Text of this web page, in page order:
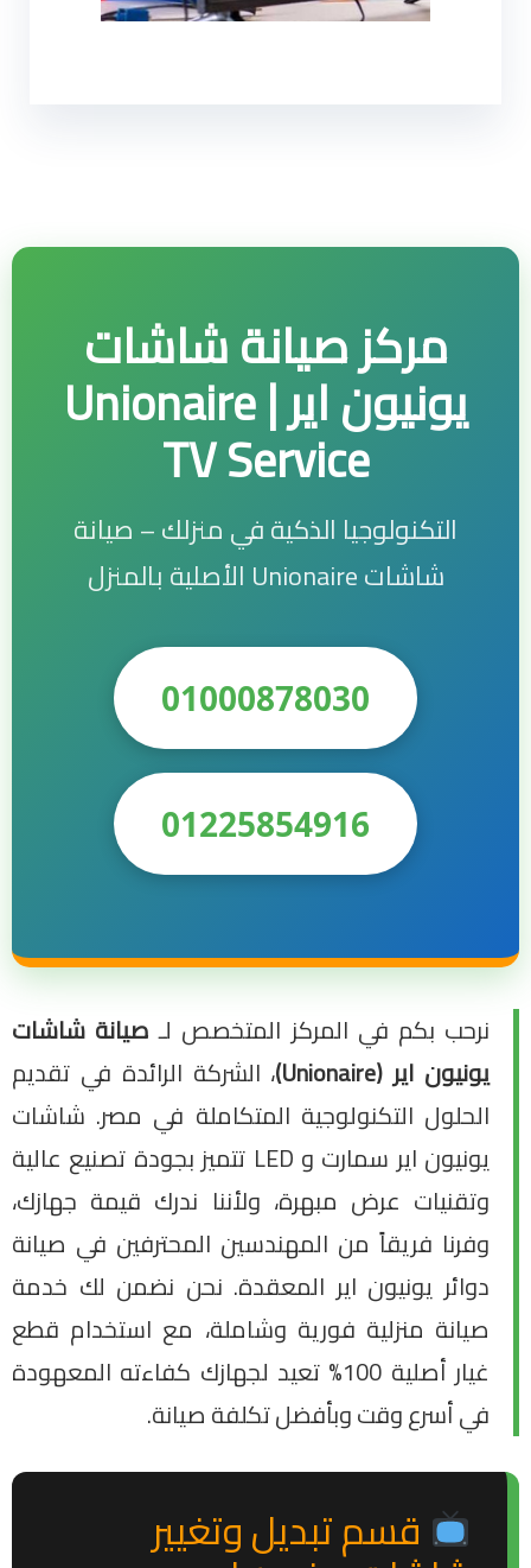
مركز صيانة شاشات
يونيون اير | Unionaire
TV Service
التكنولوجيا الذكية في منزلك – صيانة
شاشات Unionaire الأصلية بالمنزل
01000878030
01225854916
نرحب بكم في المركز المتخصص لـ صيانة شاشات
يونيون اير (Unionaire)
، الشركة الرائدة في تقديم
الحلول التكنولوجية المتكاملة في مصر. شاشات
يونيون اير سمارت و LED تتميز بجودة تصنيع عالية
وتقنيات عرض مبهرة، ولأننا ندرك قيمة جهازك،
وفرنا فريقاً من المهندسين المحترفين في صيانة
دوائر يونيون اير المعقدة. نحن نضمن لك خدمة
صيانة منزلية فورية وشاملة، مع استخدام قطع
غيار أصلية 100% تعيد لجهازك كفاءته المعهودة
في أسرع وقت وبأفضل تكلفة صيانة.
قسم تبديل وتغيير